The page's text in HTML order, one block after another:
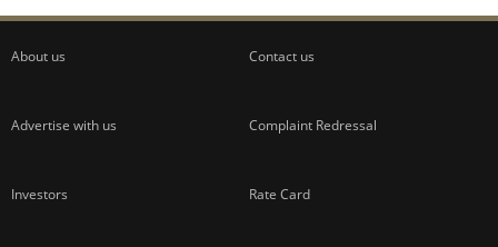
About us Contact us
Advertise with us Complaint Redressal
Investors Rate Card